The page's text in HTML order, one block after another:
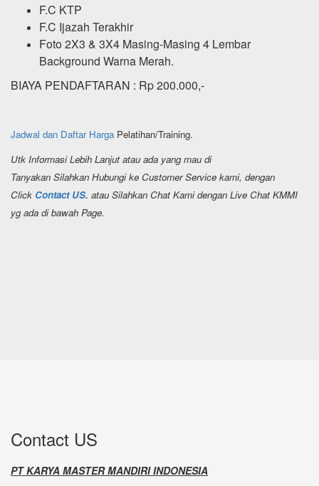
F.C KTP
F.C Ijazah Terakhir
Foto 2X3 & 3X4 Masing-Masing 4 Lembar
Background Warna Merah.
BIAYA PENDAFTARAN : Rp 200.000,-
Jadwal dan Daftar Harga Pelatihan/Training.
Utk Informasi Lebih Lanjut atau ada yang mau di
Tanyakan Silahkan Hubungi ke Customer Service kami, dengan
Click Contact US. atau Silahkan Chat Kami dengan Live Chat KMMI
yg ada di bawah Page.
Contact US
PT KARYA MASTER MANDIRI INDONESIA